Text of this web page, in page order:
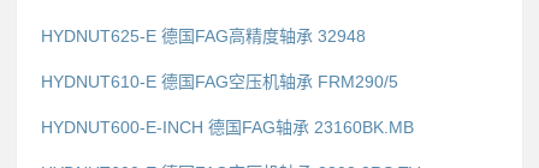
HYDNUT625-E 德国FAG高精度轴承 32948
HYDNUT610-E 德国FAG空压机轴承 FRM290/5
HYDNUT600-E-INCH 德国FAG轴承 23160BK.MB